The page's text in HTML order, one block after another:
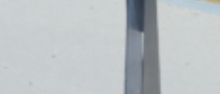
sind in zwei